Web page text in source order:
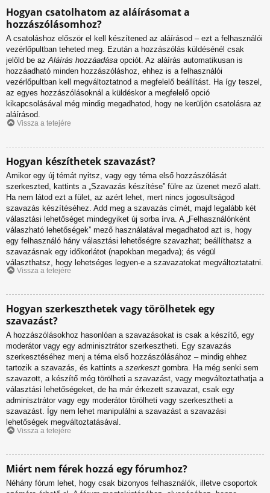
Hogyan csatolhatom az aláírásomat a
hozzászólásomhoz?
A csatoláshoz először el kell készítened az aláírásod – ezt a felhasználói
vezérlőpultban teheted meg. Ezután a hozzászólás küldésénél csak
jelöld be azAláírás hozzáadása opciót. Az aláírás automatikusan is
hozzáadható minden hozzászóláshoz, ehhez is a felhasználói
vezérlőpultban kell megváltoztatnod a megfelelő beállítást. Ha így teszel,
az egyes hozzászólásoknál a küldéskor a megfelelő opció
kikapcsolásával még mindig megadhatod, hogy ne kerüljön csatolásra az
aláírásod.
Vissza a tetejére
Hogyan készíthetek szavazást?
Amikor egy új témát nyitsz, vagy egy téma első hozzászólását
szerkeszted, kattints a „Szavazás készítése” fülre az üzenet mező alatt.
Ha nem látod ezt a fület, az azért lehet, mert nincs jogosultságod
szavazás készítéséhez. Add meg a szavazás címét, majd legalább két
választási lehetőséget mindegyiket új sorba írva. A „Felhasználónként
válaszható lehetőségek” mező használatával megadhatod azt is, hogy
egy felhasználó hány választási lehetőségre szavazhat; beállíthatsz a
szavazásnak egy időkorlátot (napokban megadva); és végül
választhatsz, hogy lehetséges legyen-e a szavazatokat megváltoztatatni.
Vissza a tetejére
Hogyan szerkeszthetek vagy törölhetek egy
szavazást?
A hozzászólásokhoz hasonlóan a szavazásokat is csak a készítő, egy
moderátor vagy egy adminisztrátor szerkesztheti. Egy szavazás
szerkesztéséhez menj a téma első hozzászólásához – mindig ehhez
tartozik a szavazás, és kattints a szerkeszt gombra. Ha még senki sem
szavazott, a készítő még törölheti a szavazást, vagy megváltoztathatja a
választási lehetőségeket, de ha már érkezett szavazat, csak egy
adminisztrátor vagy egy moderátor törölheti vagy szerkesztheti a
szavazást. Így nem lehet manipulálni a szavazást a szavazási
lehetőségek megváltoztatásával.
Vissza a tetejére
Miért nem férek hozzá egy fórumhoz?
Néhány fórum lehet, hogy csak bizonyos felhasználók, illetve csoportok